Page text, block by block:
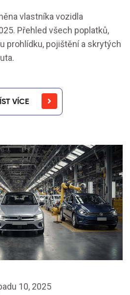
vlastníka vozidla
Přehled všech poplatků,
prohlídku, pojištění a skrytých
VÍCE
10, 2025